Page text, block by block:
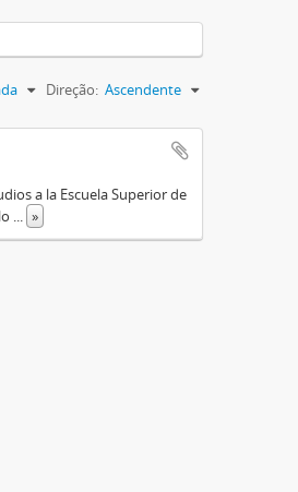
Direção: Ascendente
a la Escuela Superior de
»